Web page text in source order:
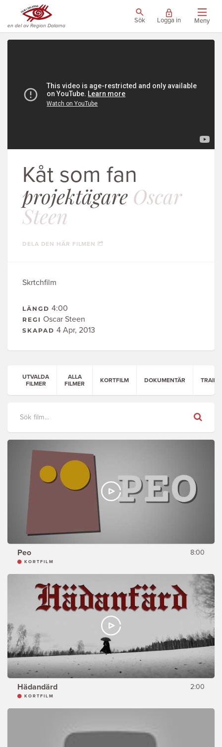
en del av Region Dalarna
Sök Logga in Meny
Kåt som fan
projektägare Oscar
Steen
DELA DEN HÄR FILMEN
Skrtchfilm
LÄNGD 4:00
REGI Oscar Steen
SKAPAD 4 Apr, 2013
UTVALDA
FILMER
ALLA
FILMER
KORTFILM DOKUMENTÄR
Sök
Peo 8:00
KORTFILM
Hädandärd 2:00
KORTFILM